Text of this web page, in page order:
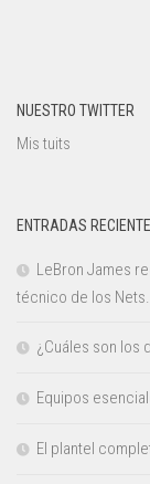
NUESTRO TWITTER
Mis tuits
ENTRADAS
LeBron James
técnico de los Nets.
¿Cuáles son los
Equipos
El plantel